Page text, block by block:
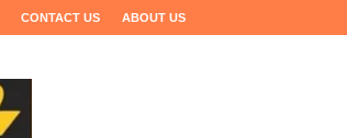
CONTACT US ABOUT US